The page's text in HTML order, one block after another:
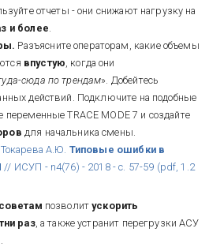
отчеты - они снижают нагрузку на
и более.
Разъясните операторам, какие объемы
впустую, когда они
сюда по трендам». Добейтесь
действий. Подключите на подобные
переменные TRACE MODE 7 и создайте
для начальника смены.
А.Ю. Типовые ошибки в
// ИСУП - n4(76) - 2018 - с. 57-59 (pdf, 1.2
позволитускорить
раз, а также устранит перегрузки АСУ
.